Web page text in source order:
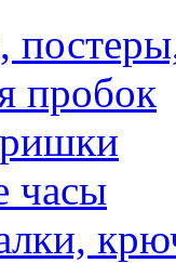
пробок
часы